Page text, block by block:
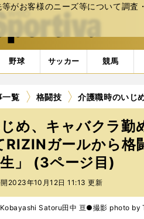
がお客様のニーズ等について調
ポルティーバ)
野球 サッカー 競馬
一覧 格闘技 介護職時のいじ
め、キャバクラ勤
RIZINガールから
生」 (3ページ目)
2023年10月12日 11:13 更新
Satoru田中 亘●撮影 photo by